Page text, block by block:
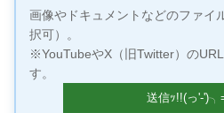
画像やドキュメントなどのファイ
択可）。
※YouTubeやX（旧Twitter）の
す。